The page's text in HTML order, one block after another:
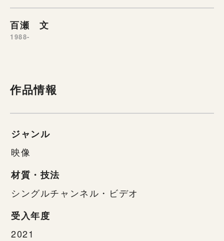
百瀬 文
1988-
作品情報
ジャンル
映像
材質・技法
シングルチャンネル・ビデオ
受入年度
2021